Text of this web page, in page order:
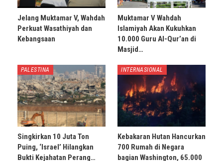
Jelang Muktamar V, Wahdah
Perkuat Wasathiyah dan
Kebangsaan
Muktamar V Wahdah
Islamiyah Akan Kukuhkan
10.000 Guru Al-Qur’an di
Masjid…
PALESTINA
Singkirkan 10 Juta Ton
Puing, ‘Israel’ Hilangkan
Bukti Kejahatan Perang…
INTERNASIONAL
Kebakaran Hutan Hancurkan
700 Rumah di Negara
bagian Washington, 65.000